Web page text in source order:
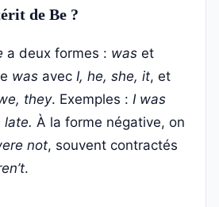
de Be ?
a deux formes : was et
was avec I, he, she, it, et
they. Exemples : I was
late. À la forme négative, on
not, souvent contractés
.